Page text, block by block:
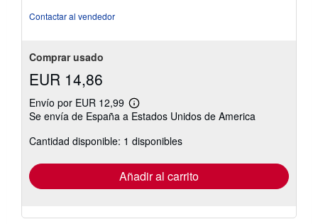
Contactar al vendedor
Comprar usado
EUR 14,86
Envío por EUR 12,99
Más
información
las
tarifas
envío
Se envía de España a Estados Unidos de America
Cantidad disponible: 1 disponibles
Añadir al carrito